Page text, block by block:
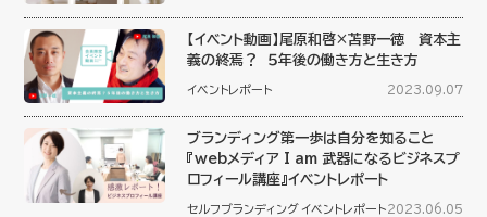
【イベント動画】尾原和啓×苫野一徳 資本主
義の終焉？ ５年後の働き方と生き方
イベントレポート 2023.09.07
ブランディング第一歩は自分を知ること
『webメディア I am 武器になるビジネスプ
ロフィール講座』イベントレポート
セルフブランディング イベントレポート 2023.06.05